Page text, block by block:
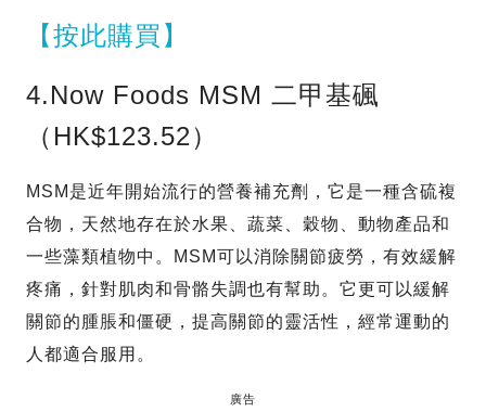
【按此購買】
4.Now Foods MSM 二甲基碸
（HK$123.52）
MSM是近年開始流行的營養補充劑，它是一種含硫複
合物，天然地存在於水果、蔬菜、穀物、動物產品和
一些藻類植物中。MSM可以消除關節疲勞，有效緩解
疼痛，針對肌肉和骨骼失調也有幫助。它更可以緩解
關節的腫脹和僵硬，提高關節的靈活性，經常運動的
人都適合服用。
廣告